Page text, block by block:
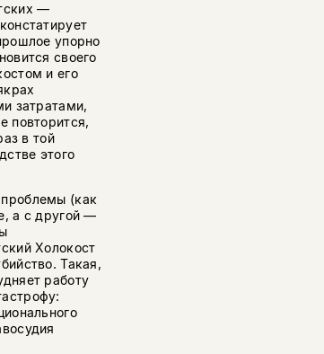
—
упорно
своего
и его
затратами,
повторится,
в той
этого
(как
а с другой —
Холокост
Такая,
работу